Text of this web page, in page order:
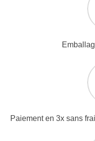
Paiement en 3x sans